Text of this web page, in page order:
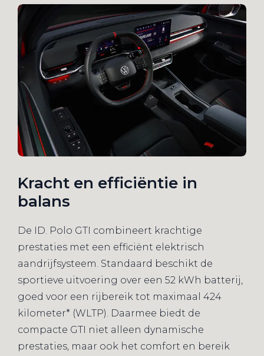
Kracht en efficiëntie in
balans
De ID. Polo GTI combineert krachtige
prestaties met een efficiënt elektrisch
aandrijfsysteem. Standaard beschikt de
sportieve uitvoering over een 52 kWh batterij,
goed voor een rijbereik tot maximaal 424
kilometer* (WLTP). Daarmee biedt de
compacte GTI niet alleen dynamische
prestaties, maar ook het comfort en bereik